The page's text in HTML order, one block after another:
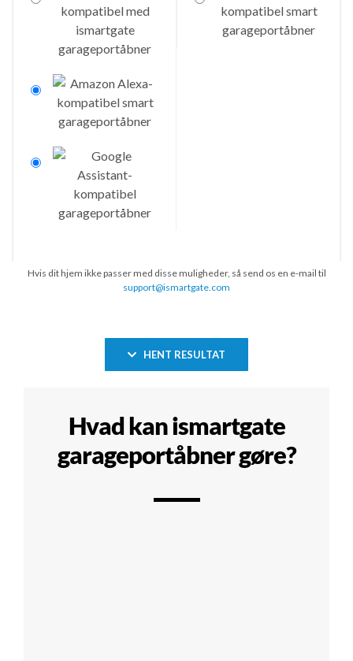
Hvis dit hjem ikke passer med disse muligheder, så send os en e-mail til
support@ismartgate.com
HENT RESULTAT
Hvad kan ismartgate
garageportåbner gøre?